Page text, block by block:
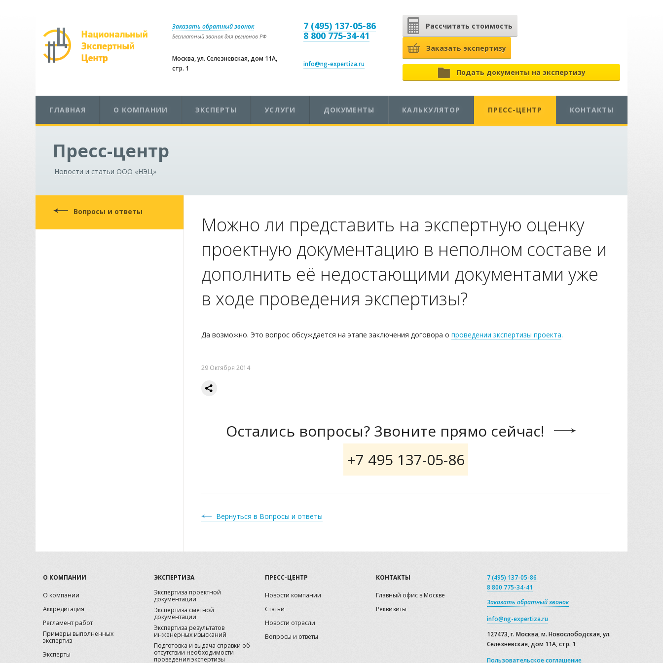
Рассчитать стоимость
Заказать экспертизу
Подать документы на экспертизу
Заказать обратный звонок
Бесплатный звонок для регионов РФ
Москва, ул. Селезневская, дом 11А,
стр. 1
7 (495) 137-05-86
8 800 775-34-41
info@ng-expertiza.ru
ГЛАВНАЯ О КОМПАНИИ ЭКСПЕРТЫ УСЛУГИ ДОКУМЕНТЫ КАЛЬКУЛЯТОР ПРЕСС-ЦЕНТР КОНТАКТЫ
Пресс-центр
Новости и статьи ООО «НЭЦ»
Вопросы и ответы
Можно ли представить на экспертную оценку
проектную документацию в неполном составе и
дополнить её недостающими документами уже
в ходе проведения экспертизы?
Да возможно. Это вопрос обсуждается на этапе заключения договора о проведении экспертизы проекта.
29 Октября 2014
Остались вопросы? Звоните прямо сейчас!
+7 495 137-05-86
Вернуться в Вопросы и ответы
О КОМПАНИИ
О компании
Аккредитация
Регламент работ
Примеры выполненных
экспертиз
Эксперты
ЭКСПЕРТИЗА
Экспертиза проектной
документации
Экспертиза сметной
документации
Экспертиза результатов
инженерных изысканий
Подготовка и выдача справки об
отсутствии необходимости
проведения экспертизы
ПРЕСС-ЦЕНТР
Новости компании
Статьи
Новости отрасли
Вопросы и ответы
КОНТАКТЫ
Главный офис в Москве
Реквизиты
7 (495) 137-05-86
8 800 775-34-41
Заказать обратный звонок
info@ng-expertiza.ru
127473, г. Москва, м. Новослободская, ул.
Селезневская, дом 11А, стр. 1
Пользовательское соглашение